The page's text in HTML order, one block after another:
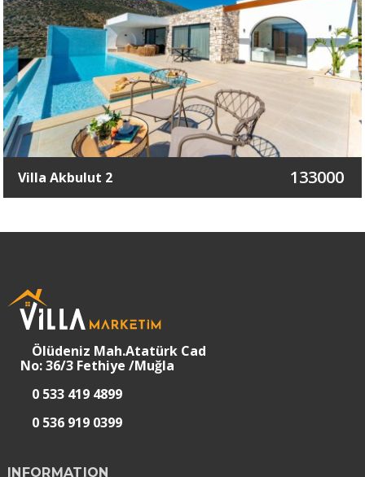
Villa Akbulut 2 133000
Ölüdeniz Mah.Atatürk Cad
No: 36/3 Fethiye /Muğla
0 533 419 4899
0 536 919 0399
INFORMATION